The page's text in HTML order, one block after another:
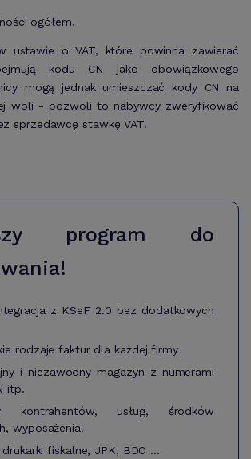
ogółem.
ustawie o VAT, które powinna zawierać
kodu CN jako obowiązkowego
mogą jednak umieszczać kody CN na
woli - pozwoli to nabywcy zweryfikować
sprzedawcę stawkę VAT.
program do
z KSeF 2.0 bez dodatkowych
rodzaje faktur dla każdej firmy
i niezawodny magazyn z numerami
itp.
kontrahentów, usług, środków
wyposażenia.
drukarki fiskalne, JPK, BDO ...